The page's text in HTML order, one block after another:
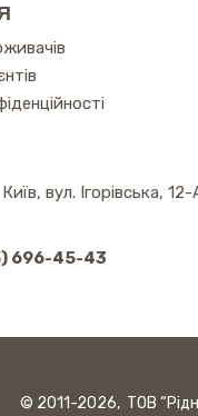
вул. Ігорівська, 12-
696-45-43
© 2011-2026, ТОВ